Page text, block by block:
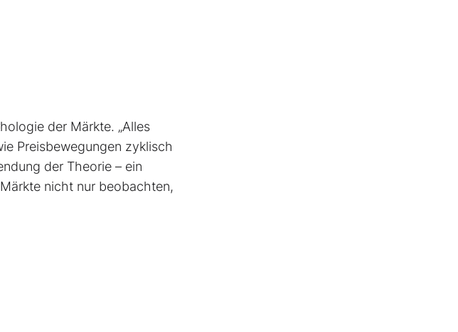
der Märkte. „Alles
Preisbewegungen zyklisch
der Theorie – ein
nicht nur beobachten,